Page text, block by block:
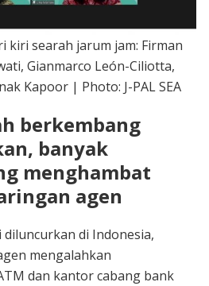
kiri searah jarum jam: Firman
Gianmarco León-Ciliotta,
Kapoor | Photo: J-PAL SEA
berkembang
banyak
menghambat
agen
di Indonesia,
mengalahkan
dan kantor cabang bank